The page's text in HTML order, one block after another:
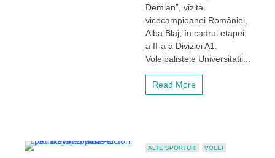
ACS
Alba
Demian”, vizita
vicecampioanei României,
Alba Blaj, în cadrul etapei
a II-a a Diviziei A1.
Voleibalistele Universitatii...
Read More
ALTE SPORTURI VOLEI